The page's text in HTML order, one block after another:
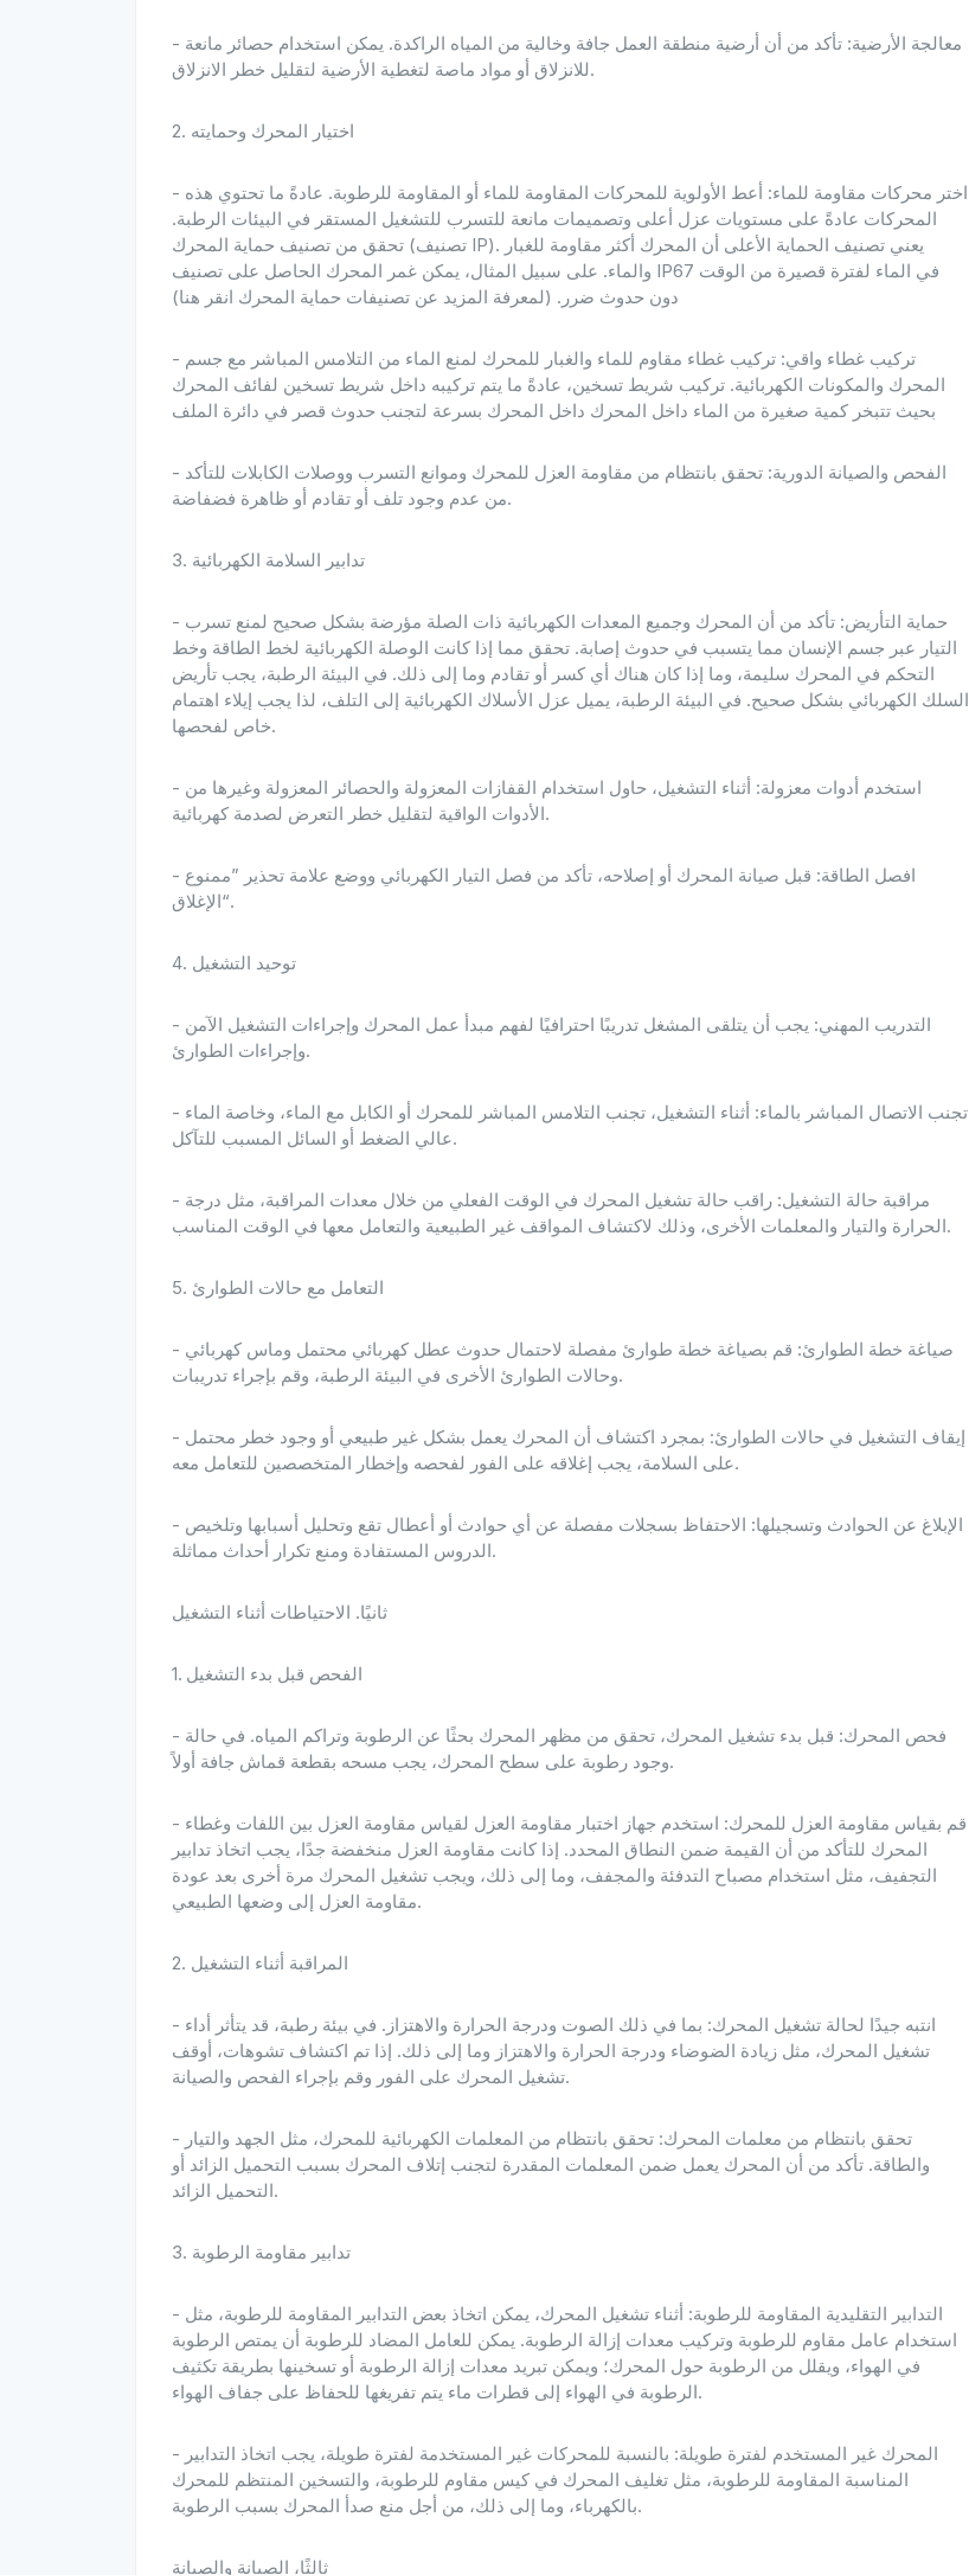
- معالجة الأرضية: تأكد من أن أرضية منطقة العمل جافة وخالية من المياه الراكدة. يمكن استخدام حصائر مانعة
للانزلاق أو مواد ماصة لتغطية الأرضية لتقليل خطر الانزلاق.
2. اختيار المحرك وحمايته
- اختر محركات مقاومة للماء: أعط الأولوية للمحركات المقاومة للماء أو المقاومة للرطوبة. عادةً ما تحتوي هذه
المحركات عادةً على مستويات عزل أعلى وتصميمات مانعة للتسرب للتشغيل المستقر في البيئات الرطبة.
تحقق من تصنيف حماية المحرك (تصنيف IP). يعني تصنيف الحماية الأعلى أن المحرك أكثر مقاومة للغبار
والماء. على سبيل المثال، يمكن غمر المحرك الحاصل على تصنيف IP67 في الماء لفترة قصيرة من الوقت
دون حدوث ضرر. (لمعرفة المزيد عن تصنيفات حماية المحرك انقر هنا)
- تركيب غطاء واقي: تركيب غطاء مقاوم للماء والغبار للمحرك لمنع الماء من التلامس المباشر مع جسم
المحرك والمكونات الكهربائية. تركيب شريط تسخين، عادةً ما يتم تركيبه داخل شريط تسخين لفائف المحرك
بحيث تتبخر كمية صغيرة من الماء داخل المحرك داخل المحرك بسرعة لتجنب حدوث قصر في دائرة الملف
- الفحص والصيانة الدورية: تحقق بانتظام من مقاومة العزل للمحرك وموانع التسرب ووصلات الكابلات للتأكد
من عدم وجود تلف أو تقادم أو ظاهرة فضفاضة.
3. تدابير السلامة الكهربائية
- حماية التأريض: تأكد من أن المحرك وجميع المعدات الكهربائية ذات الصلة مؤرضة بشكل صحيح لمنع تسرب
التيار عبر جسم الإنسان مما يتسبب في حدوث إصابة. تحقق مما إذا كانت الوصلة الكهربائية لخط الطاقة وخط
التحكم في المحرك سليمة، وما إذا كان هناك أي كسر أو تقادم وما إلى ذلك. في البيئة الرطبة، يجب تأريض
السلك الكهربائي بشكل صحيح. في البيئة الرطبة، يميل عزل الأسلاك الكهربائية إلى التلف، لذا يجب إيلاء اهتمام
خاص لفحصها.
- استخدم أدوات معزولة: أثناء التشغيل، حاول استخدام القفازات المعزولة والحصائر المعزولة وغيرها من
الأدوات الواقية لتقليل خطر التعرض لصدمة كهربائية.
- افصل الطاقة: قبل صيانة المحرك أو إصلاحه، تأكد من فصل التيار الكهربائي ووضع علامة تحذير ”ممنوع
الإغلاق“.
4. توحيد التشغيل
- التدريب المهني: يجب أن يتلقى المشغل تدريبًا احترافيًا لفهم مبدأ عمل المحرك وإجراءات التشغيل الآمن
وإجراءات الطوارئ.
- تجنب الاتصال المباشر بالماء: أثناء التشغيل، تجنب التلامس المباشر للمحرك أو الكابل مع الماء، وخاصة الماء
عالي الضغط أو السائل المسبب للتآكل.
- مراقبة حالة التشغيل: راقب حالة تشغيل المحرك في الوقت الفعلي من خلال معدات المراقبة، مثل درجة
الحرارة والتيار والمعلمات الأخرى، وذلك لاكتشاف المواقف غير الطبيعية والتعامل معها في الوقت المناسب.
5. التعامل مع حالات الطوارئ
- صياغة خطة الطوارئ: قم بصياغة خطة طوارئ مفصلة لاحتمال حدوث عطل كهربائي محتمل وماس كهربائي
وحالات الطوارئ الأخرى في البيئة الرطبة، وقم بإجراء تدريبات.
- إيقاف التشغيل في حالات الطوارئ: بمجرد اكتشاف أن المحرك يعمل بشكل غير طبيعي أو وجود خطر محتمل
على السلامة، يجب إغلاقه على الفور لفحصه وإخطار المتخصصين للتعامل معه.
- الإبلاغ عن الحوادث وتسجيلها: الاحتفاظ بسجلات مفصلة عن أي حوادث أو أعطال تقع وتحليل أسبابها وتلخيص
الدروس المستفادة ومنع تكرار أحداث مماثلة.
ثانيًا. الاحتياطات أثناء التشغيل
1. الفحص قبل بدء التشغيل
- فحص المحرك: قبل بدء تشغيل المحرك، تحقق من مظهر المحرك بحثًا عن الرطوبة وتراكم المياه. في حالة
وجود رطوبة على سطح المحرك، يجب مسحه بقطعة قماش جافة أولاً.
- قم بقياس مقاومة العزل للمحرك: استخدم جهاز اختبار مقاومة العزل لقياس مقاومة العزل بين اللفات وغطاء
المحرك للتأكد من أن القيمة ضمن النطاق المحدد. إذا كانت مقاومة العزل منخفضة جدًا، يجب اتخاذ تدابير
التجفيف، مثل استخدام مصباح التدفئة والمجفف، وما إلى ذلك، ويجب تشغيل المحرك مرة أخرى بعد عودة
مقاومة العزل إلى وضعها الطبيعي.
2. المراقبة أثناء التشغيل
- انتبه جيدًا لحالة تشغيل المحرك: بما في ذلك الصوت ودرجة الحرارة والاهتزاز. في بيئة رطبة، قد يتأثر أداء
تشغيل المحرك، مثل زيادة الضوضاء ودرجة الحرارة والاهتزاز وما إلى ذلك. إذا تم اكتشاف تشوهات، أوقف
تشغيل المحرك على الفور وقم بإجراء الفحص والصيانة.
- تحقق بانتظام من معلمات المحرك: تحقق بانتظام من المعلمات الكهربائية للمحرك، مثل الجهد والتيار
والطاقة. تأكد من أن المحرك يعمل ضمن المعلمات المقدرة لتجنب إتلاف المحرك بسبب التحميل الزائد أو
التحميل الزائد.
3. تدابير مقاومة الرطوبة
- التدابير التقليدية المقاومة للرطوبة: أثناء تشغيل المحرك، يمكن اتخاذ بعض التدابير المقاومة للرطوبة، مثل
استخدام عامل مقاوم للرطوبة وتركيب معدات إزالة الرطوبة. يمكن للعامل المضاد للرطوبة أن يمتص الرطوبة
في الهواء، ويقلل من الرطوبة حول المحرك؛ ويمكن تبريد معدات إزالة الرطوبة أو تسخينها بطريقة تكثيف
الرطوبة في الهواء إلى قطرات ماء يتم تفريغها للحفاظ على جفاف الهواء.
- المحرك غير المستخدم لفترة طويلة: بالنسبة للمحركات غير المستخدمة لفترة طويلة، يجب اتخاذ التدابير
المناسبة المقاومة للرطوبة، مثل تغليف المحرك في كيس مقاوم للرطوبة، والتسخين المنتظم للمحرك
بالكهرباء، وما إلى ذلك، من أجل منع صدأ المحرك بسبب الرطوبة.
ثالثًا، الصيانة والصيانة